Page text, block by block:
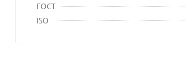
ГОСТ
ISO